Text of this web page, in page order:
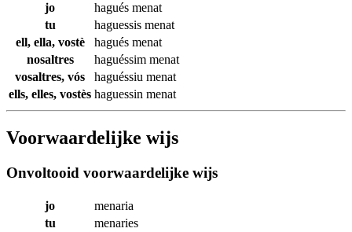
jo hagués menat
tu
haguessis menat
ell, ella, vostè
hagués menat
nosaltres
haguéssim menat
vosaltres, vós
haguéssiu menat
ells, elles, vostès haguessin menat
Voorwaardelijke wijs
Onvoltooid voorwaardelijke wijs
jo
menaria
tu
menaries